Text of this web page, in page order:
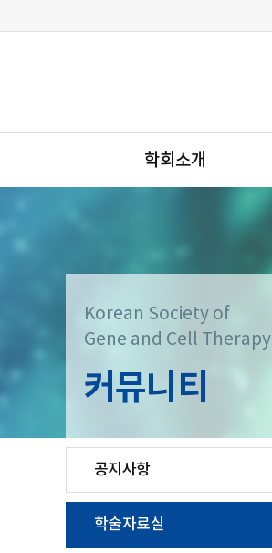
학회소개
Korean Society of
Gene and Cell Therapy
커뮤니티
공지사항
학술자료실